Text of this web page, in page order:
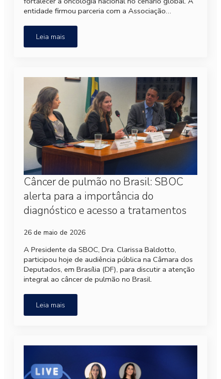
entidade firmou parceria com a Associação…
Leia mais
Câncer de pulmão no Brasil: SBOC
alerta para a importância do
diagnóstico e acesso a tratamentos
26 de maio de 2026
A Presidente da SBOC, Dra. Clarissa Baldotto,
participou hoje de audiência pública na Câmara dos
Deputados, em Brasília (DF), para discutir a atenção
integral ao câncer de pulmão no Brasil.
Leia mais